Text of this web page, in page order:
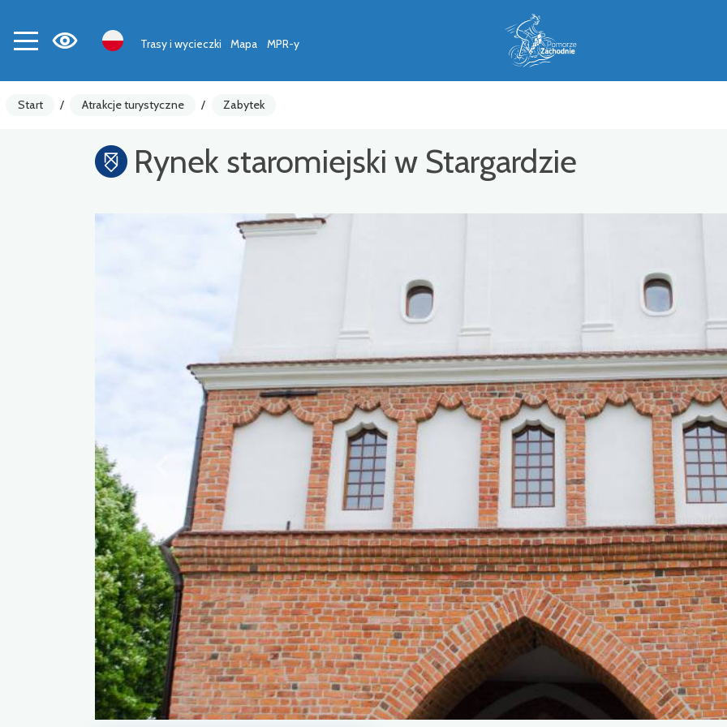
Trasy i wycieczki Mapa MPR-y
Start / Atrakcje turystyczne / Zabytek
Rynek staromiejski w Stargardzie